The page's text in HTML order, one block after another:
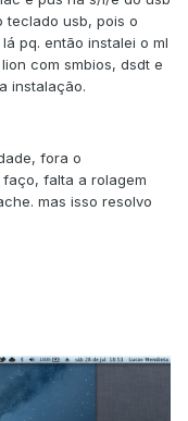
teclado usb, pois o
pq. então instalei o ml
com smbios, dsdt e
instalação.
fora o
falta a rolagem
mas isso resolvo